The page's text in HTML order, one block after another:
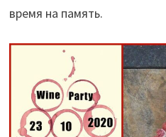
время на память.